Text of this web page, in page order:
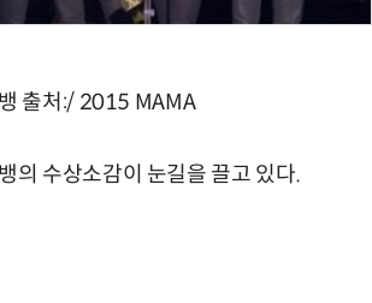
출처:/ 2015 MAMA
의 수상소감이 눈길을 끌고 있다.